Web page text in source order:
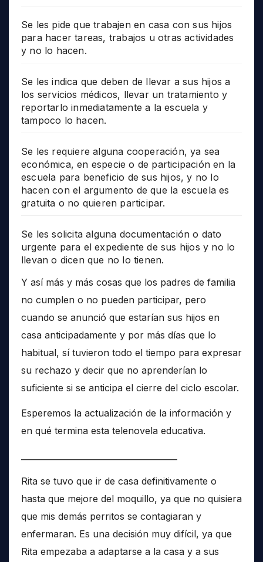
Se les pide que trabajen en casa con sus hijos
para hacer tareas, trabajos u otras actividades
y no lo hacen.
Se les indica que deben de llevar a sus hijos a
los servicios médicos, llevar un tratamiento y
reportarlo inmediatamente a la escuela y
tampoco lo hacen.
Se les requiere alguna cooperación, ya sea
económica, en especie o de participación en la
escuela para beneficio de sus hijos, y no lo
hacen con el argumento de que la escuela es
gratuita o no quieren participar.
Se les solicita alguna documentación o dato
urgente para el expediente de sus hijos y no lo
llevan o dicen que no lo tienen.
Y así más y más cosas que los padres de familia
no cumplen o no pueden participar, pero
cuando se anunció que estarían sus hijos en
casa anticipadamente y por más días que lo
habitual, sí tuvieron todo el tiempo para expresar
su rechazo y decir que no aprenderían lo
suficiente si se anticipa el cierre del ciclo escolar.
Esperemos la actualización de la información y
en qué termina esta telenovela educativa.
Rita se tuvo que ir de casa definitivamente o
hasta que mejore del moquillo, ya que no quisiera
que mis demás perritos se contagiaran y
enfermaran. Es una decisión muy difícil, ya que
Rita empezaba a adaptarse a la casa y a sus